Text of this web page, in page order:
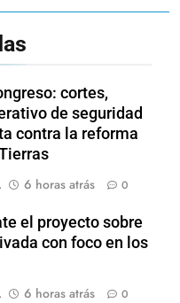
cortes,
de seguridad
contra la reforma
6 horas atrás 0
el proyecto sobre
con foco en los
6 horas atrás 0